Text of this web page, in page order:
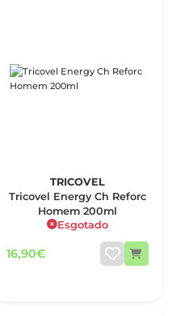
TRICOVEL
Tricovel Energy Ch Reforc
Homem 200ml
Esgotado
16,90€